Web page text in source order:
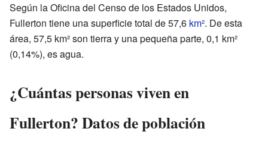
Según la Oficina del Censo de los Estados Unidos,
Fullerton tiene una superficie total de 57,6 km². De esta
área, 57,5 km² son tierra y una pequeña parte, 0,1 km²
(0,14%), es agua.
¿Cuántas personas viven en
Fullerton? Datos de población